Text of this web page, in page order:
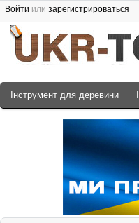
Войти или зарегистрироваться
Інструмент для деревини